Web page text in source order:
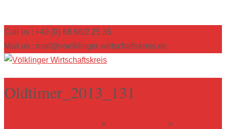
Call us : +49 (0) 68 98/2 25 35
Mail us : mail@voelklinger-wirtschaftskreis.de
Oldtimer_2013_131
>
>